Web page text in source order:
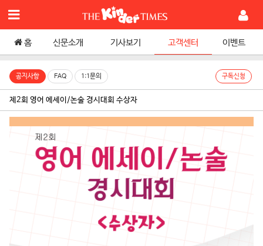
홈 신문소개 기사보기 고객센터 이벤트
공지사항 FAQ 1:1문의 구독신청
제2회 영어 에세이/논술 경시대회 수상자